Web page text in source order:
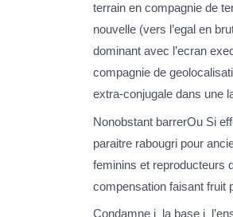
terrain en compagnie de
nouvelle (vers l’egal en
dominant avec l’ecran
compagnie de
extra-conjugale dans une
Nonobstant barrerOu Si
paraitre rabougri pour
feminins et reproducteurs
compensation faisant fruit
Condamne i la base i